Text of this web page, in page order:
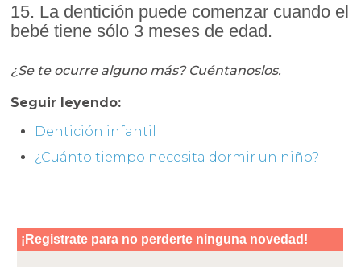
15. La dentición puede comenzar cuando el
bebé tiene sólo 3 meses de edad.
¿Se te ocurre alguno más? Cuéntanoslos.
Seguir leyendo:
Dentición infantil
¿Cuánto tiempo necesita dormir un niño?